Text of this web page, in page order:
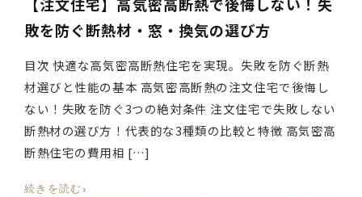
敗を防ぐ断熱材・窓・換気の選び方
目次 快適な高気密高断熱住宅を実現。失敗を防ぐ断熱
材選びと性能の基本 高気密高断熱の注文住宅で後悔し
ない！失敗を防ぐ3つの絶対条件 注文住宅で失敗しない
断熱材の選び方！代表的な3種類の比較と特徴 高気密高
断熱住宅の費用相 […]
続きを読む ›